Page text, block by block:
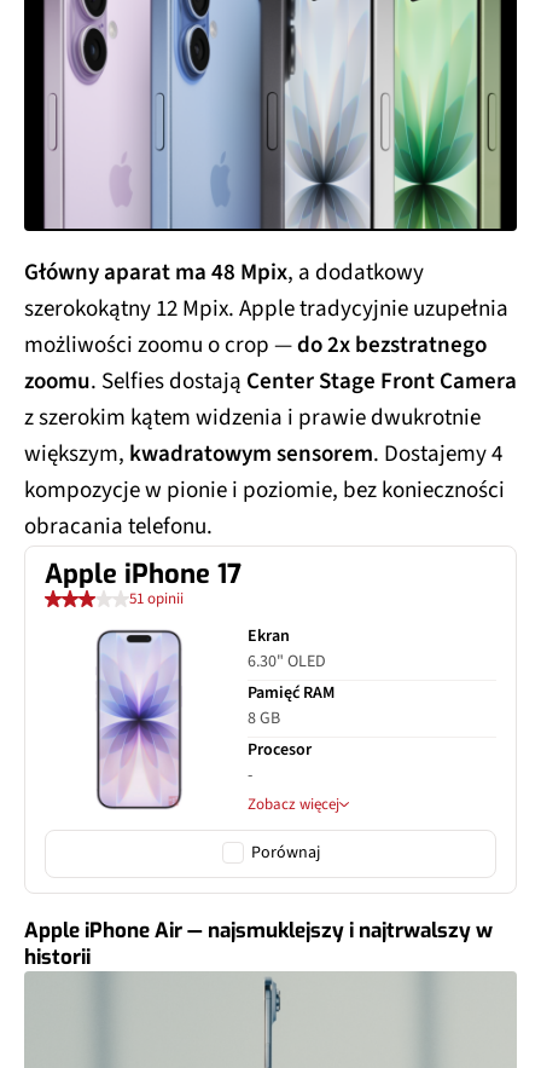
Główny aparat ma 48 Mpix, a dodatkowy
szerokokątny 12 Mpix. Apple tradycyjnie uzupełnia
możliwości zoomu o crop —do 2x bezstratnego
zoomu. Selfies dostają Center Stage Front Camera
z szerokim kątem widzenia i prawie dwukrotnie
większym, kwadratowym sensorem. Dostajemy 4
kompozycje w pionie i poziomie, bez konieczności
obracania telefonu.
Apple iPhone 17
51 opinii
Ekran
6.30" OLED
Pamięć RAM
8 GB
Procesor
-
Zobacz więcej
Porównaj
Apple iPhone Air — najsmuklejszy i najtrwalszy w
historii